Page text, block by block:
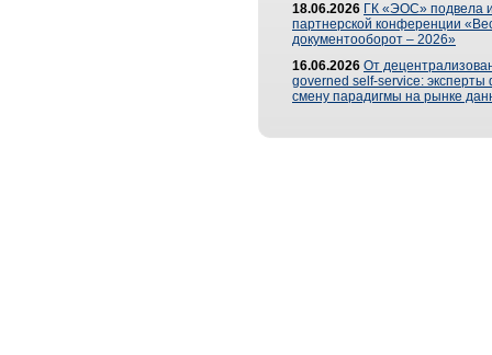
18.06.2026 ГК «ЭОС» подвела
партнерской конференции
документооборот – 2026»
16.06.2026 От
governed self-service: эксперты
смену парадигмы на рынке